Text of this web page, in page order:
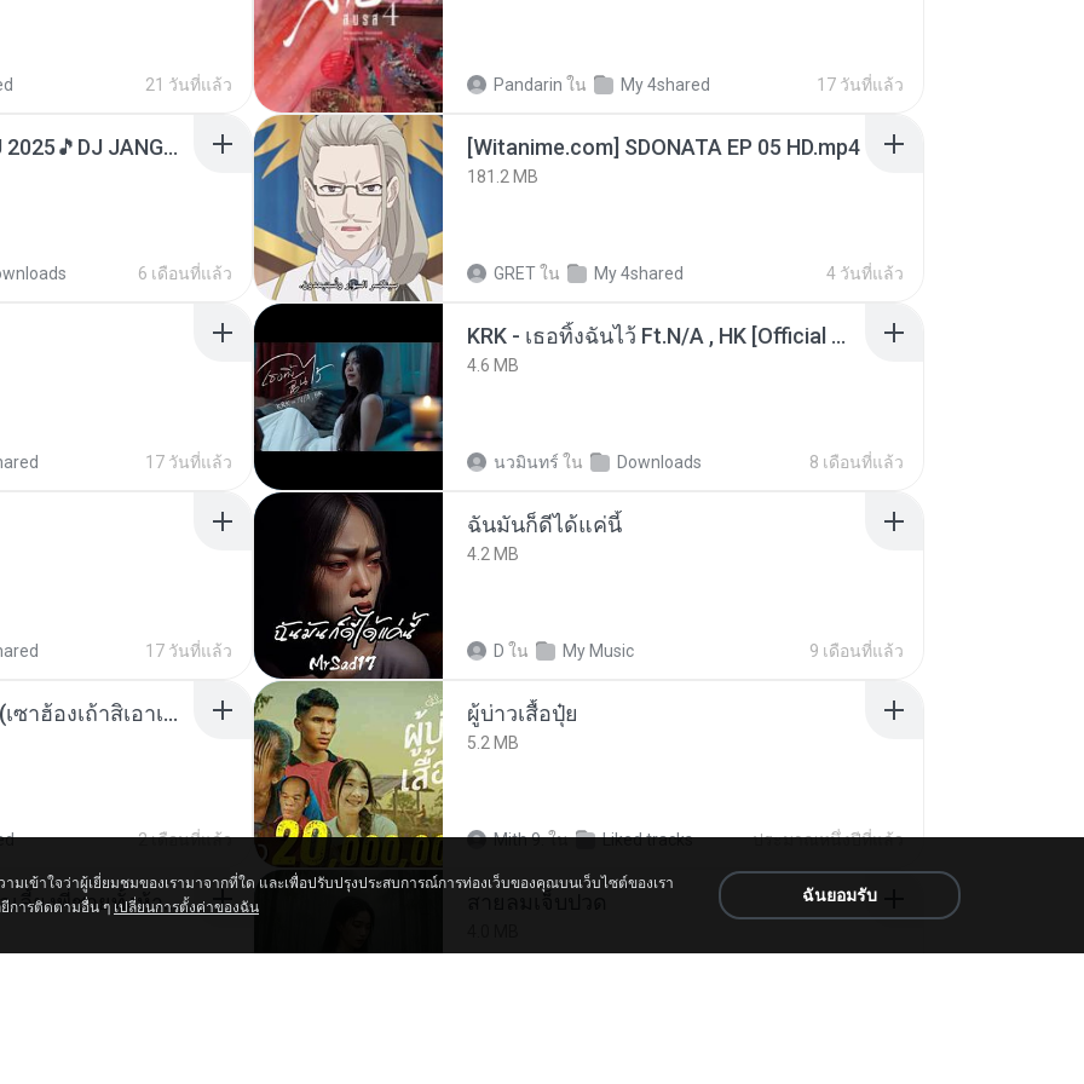
21 วันที่แล้ว Pandarin ใน My 4shared 17 วันที่แล้ว
DJ TIKTOK TERBARU 2025🎵DJ JANGAN TUNGGU LAMA LAMA NANTI LAMA LAMA 🎵DJ SEDIA AKU SEBELUM HUJAN
6 เดือนที่แล้ว
[Witanime.com] SDONATA EP 05 HD.mp4
181.2 MB
GRETใน My 4shared 4 วันที่แล้ว
17 วันที่แล้ว
KRK - เธอทิ้งฉันไว้ Ft.N/A , HK [Official MV]
4.6 MB
นวมินทร์ ใน Downloads 8 เดือนที่แล้ว
17 วันที่แล้ว
ฉันมันก็ดีได้แค่นี้
4.2 MB
D ใน My Music 9 เดือนที่แล้ว
ເຊົາຮ້ອງເຖົ້າຊິເອົາທໍ່ໃດ (เซาฮ้องเถ้าสิเอาเท่าใด) ບຸນເກີດ ຫນູຫ່ວງ ft. ໂສພາ ຈຸນທະລາ
2 เดือนที่แล้ว
ผู้บ่าวเสื้อปุ๋ย
5.2 MB
Mith 9.ใน Liked tracks ประมาณหนึ่งปีที่แล้ว
หนูน้อยสู้ชีวิตกับภารกิจเลี้ยงพี่ชายทั้งห้า.pdf
เข้าใจว่าผู้เยี่ยมชมของเรามาจากที่ใด และเพื่อปรับปรุงประสบการณ์การท่องเว็บของคุณบนเว็บไซต์ของเรา
การติดตามอื่น ๆ เปลี่ยนการตั้งค่าของฉัน
ฉันยอมรับ